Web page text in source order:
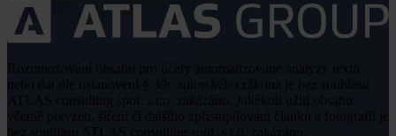
včetně převzetí, šíření či dalšího zpřístupňování článků a fotografií je